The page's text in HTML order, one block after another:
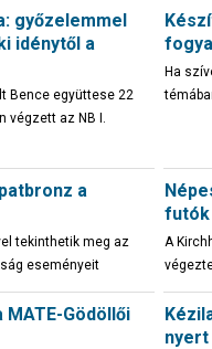
győzelemmel
idénytől a
Bence együttese 22
végzett az NB I.
Ha
a
tekinthetik meg az
eseményeit
futók
A
Gödöllői
nyert